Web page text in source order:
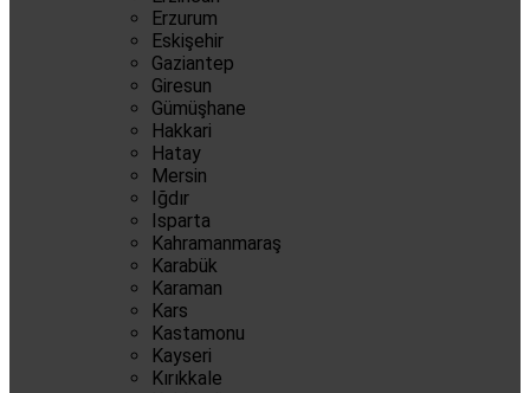
Erzurum
Eskişehir
Gaziantep
Giresun
Gümüşhane
Hakkari
Hatay
Mersin
Iğdır
Isparta
Kahramanmaraş
Karabük
Karaman
Kars
Kastamonu
Kayseri
Kırıkkale